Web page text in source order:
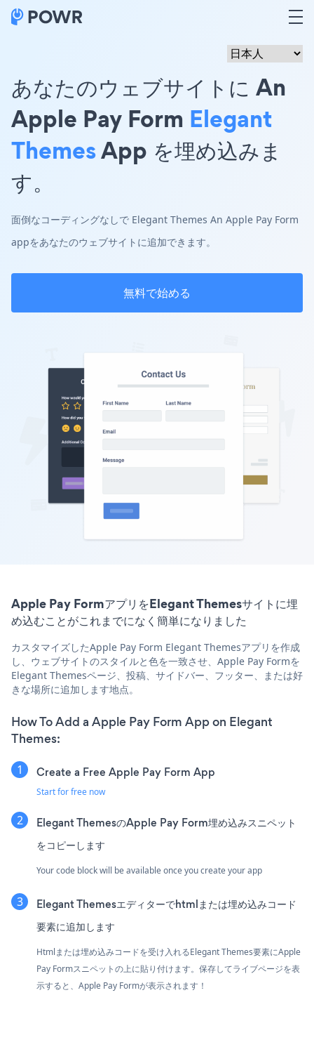
あなたのウェブサイトに An
Apple Pay Form Elegant
ThemesApp を埋め込みま
す。
面倒なコーディングなしで Elegant Themes An Apple Pay Form
appをあなたのウェブサイトに追加できます。
無料で始める
Apple Pay FormアプリをElegant Themesサイトに埋
め込むことがこれまでになく簡単になりました
カスタマイズしたApple Pay Form Elegant Themesアプリを作成
し、ウェブサイトのスタイルと色を一致させ、Apple Pay Formを
Elegant Themesページ、投稿、サイドバー、フッター、または好
きな場所に追加します地点。
How To Add a Apple Pay Form App on Elegant
Themes:
Create a Free Apple Pay Form App
Start for free now
Elegant ThemesのApple Pay Form埋め込みスニペット
をコピーします
Your code block will be available once you create your app
Elegant Themesエディターでhtmlまたは埋め込みコード
要素に追加します
Htmlまたは埋め込みコードを受け入れるElegant Themes要素にApple
Pay Formスニペットの上に貼り付けます。保存してライブページを表
示すると、Apple Pay Formが表示されます！